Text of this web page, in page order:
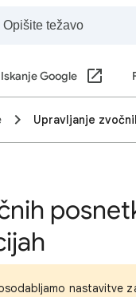
Iskanje Google
Upravljanje
nastavitve